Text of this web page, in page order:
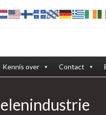
Afdeling stofafzuigsystemen
Kennis over Contact